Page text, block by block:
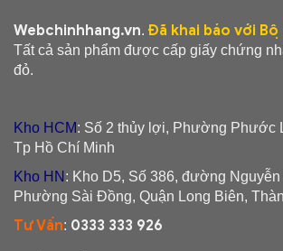
Webchinhhang.vn. Đã khai báo với
Tất cả sản phẩm được cấp giấy chứng
đỏ.
Kho HCM: Số 2 thủy lợi, Phường Phước
Tp Hồ Chí Minh
Kho HN : Kho D5, Số 386, đường Nguyễn
Phường Sài Đồng, Quận Long Biên,
Tư Vấn: 0333 333 926